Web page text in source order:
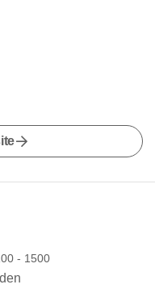
- 1500